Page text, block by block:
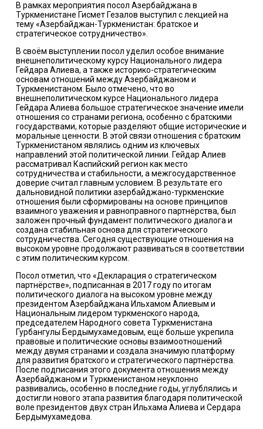
В рамках мероприятия посол Азербайджана в
Туркменистане Гисмет Гезалов выступил с лекцией на
тему «Азербайджан-Туркменистан: братское и
стратегическое сотрудничество».
В своём выступлении посол уделил особое внимание
внешнеполитическому курсу Национального лидера
Гейдара Алиева, а также историко-стратегическим
основам отношений между Азербайджаном и
Туркменистаном. Было отмечено, что во
внешнеполитическом курсе Национального лидера
Гейдара Алиева большое стратегическое значение имели
отношения со странами региона, особенно с братскими
государствами, которые разделяют общие исторические и
моральные ценности. В этой связи отношения с братским
Туркменистаном являлись одним из ключевых
направлений этой политической линии. Гейдар Алиев
рассматривал Каспийский регион как место
сотрудничества и стабильности, а межгосударственное
доверие считал главным условием. В результате его
дальновидной политики азербайджано-туркменские
отношения были сформированы на основе принципов
взаимного уважения и равноправного партнёрства, был
заложен прочный фундамент политического диалога и
создана стабильная основа для стратегического
сотрудничества. Сегодня существующие отношения на
высоком уровне продолжают развиваться в соответствии
с этим политическим курсом.
Посол отметил, что «Декларация о стратегическом
партнёрстве», подписанная в 2017 году по итогам
политического диалога на высоком уровне между
президентом Азербайджана Ильхамом Алиевым и
Национальным лидером туркменского народа,
председателем Народного совета Туркменистана
Гурбангулы Бердымухамедовым, ещё больше укрепила
правовые и политические основы взаимоотношений
между двумя странами и создала значимую платформу
для развития братского и стратегического партнёрства.
После подписания этого документа отношения между
Азербайджаном и Туркменистаном неуклонно
развивались, особенно в последние годы, углублялись и
достигли нового этапа развития благодаря политической
воле президентов двух стран Ильхама Алиева и Сердара
Бердымухамедова.